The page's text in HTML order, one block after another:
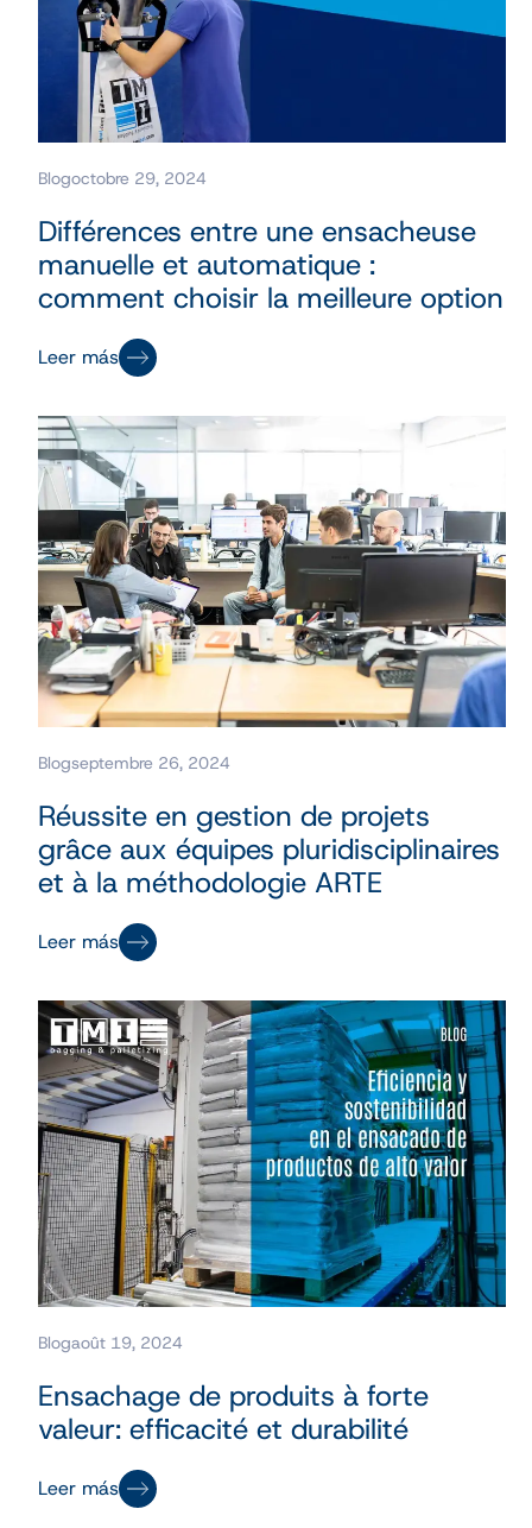
Blogoctobre 29, 2024
Différences entre une ensacheuse
manuelle et automatique :
comment choisir la meilleure option
Leer más
Blogseptembre 26, 2024
Réussite en gestion de projets
grâce aux équipes pluridisciplinaires
et à la méthodologie ARTE
Leer más
Blogaoût 19, 2024
Ensachage de produits à forte
valeur: efficacité et durabilité
Leer más